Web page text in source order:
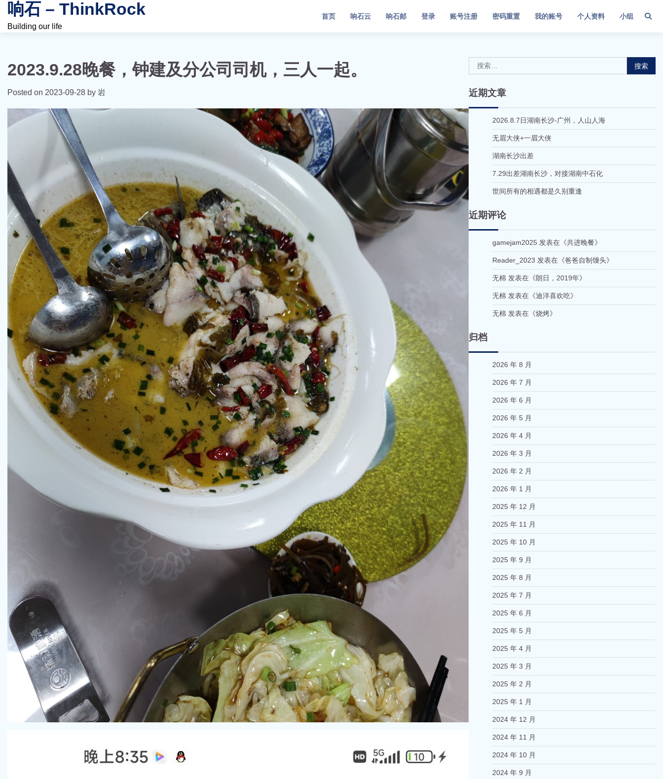
Skip
content
响石 – ThinkRock
Building our life
首页 响石云 响石邮 登录 账号注册 密码重置 我的账号 个人资料 小组
2023.9.28晚餐，钟建及分公司司机，三人一起。
Posted on 2023-09-28 by 岩
索：
近期文章
2026.8.7日湖南长沙-广州，人山人海
无眉大侠+一眉大侠
湖南长沙出差
7.29出差湖南长沙，对接湖南中石化
世间所有的相遇都是久别重逢
近期评论
gamejam2025发表在《共进晚餐》
Reader_2023 发表在《爸爸自制馒头》
无棉 发表在《朗日，2019年》
无棉 发表在《迪洋喜欢吃》
无棉 发表在《烧烤》
归档
2026 年 8 月
2026 年 7 月
2026 年 6 月
2026 年 5 月
2026 年 4 月
2026 年 3 月
2026 年 2 月
2026 年 1 月
2025 年 12 月
2025 年 11 月
2025 年 10 月
2025 年 9 月
2025 年 8 月
2025 年 7 月
2025 年 6 月
2025 年 5 月
2025 年 4 月
2025 年 3 月
2025 年 2 月
2025 年 1 月
2024 年 12 月
2024 年 11 月
2024 年 10 月
2024 年 9 月